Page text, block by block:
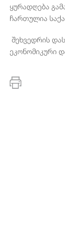
ყურადღება
ჩართულია
შეხვედრის
ეკონომიკური